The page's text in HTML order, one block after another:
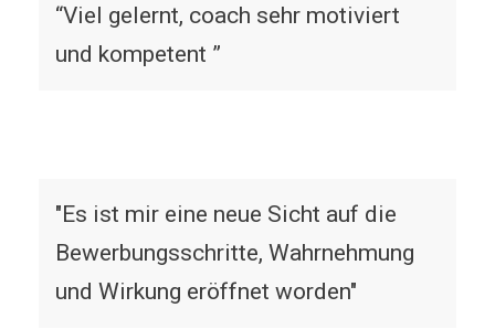
“Viel gelernt, coach sehr motiviert
und kompetent ”
"Es ist mir eine neue Sicht auf die
Bewerbungsschritte, Wahrnehmung
und Wirkung eröffnet worden"